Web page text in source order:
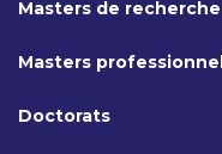
Masters de recherche
Masters
Doctorats